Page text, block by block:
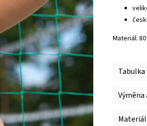
Výměna
Materiál
Materiál: